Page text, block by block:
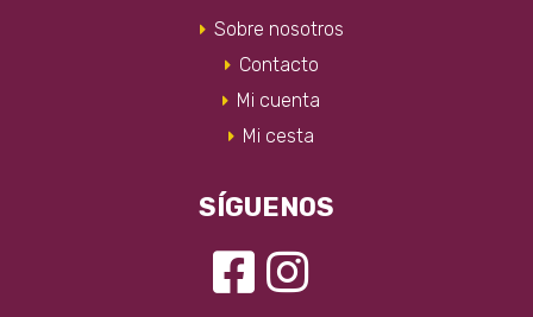
en
página
de
producto
Sobre nosotros
Contacto
Mi cuenta
Mi cesta
SÍGUENOS